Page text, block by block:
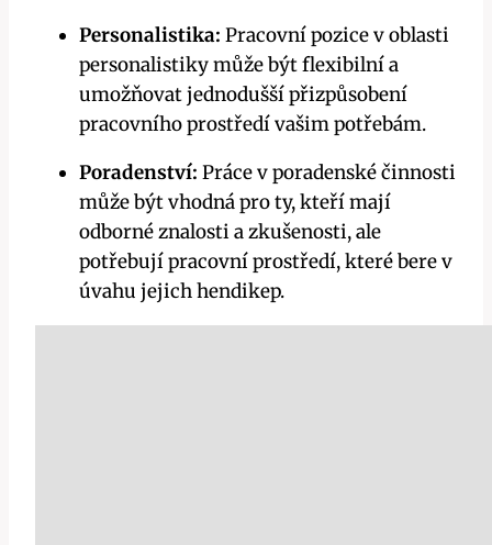
Personalistika: Pracovní pozice v oblasti
personalistiky může být flexibilní a
umožňovat jednodušší přizpůsobení
pracovního prostředí vašim potřebám.
Poradenství: Práce v poradenské činnosti
může být vhodná pro ty, kteří mají
odborné znalosti a zkušenosti, ale
potřebují pracovní prostředí, které bere v
úvahu jejich hendikep.